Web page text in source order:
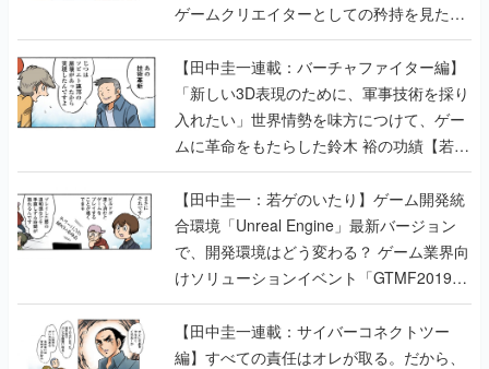
ゲームクリエイターとしての矜持を見た
【若ゲのいたり最終回】
【田中圭一連載：バーチャファイター編】
「新しい3D表現のために、軍事技術を採り
入れたい」世界情勢を味方につけて、ゲー
ムに革命をもたらした鈴木 裕の功績【若ゲ
のいたり】
【田中圭一：若ゲのいたり】ゲーム開発統
合環境「Unreal Engine」最新バージョン
で、開発環境はどう変わる？ ゲーム業界向
けソリューションイベント「GTMF2019」
に行って、より理解を深めよう【PR】
【田中圭一連載：サイバーコネクトツー
編】すべての責任はオレが取る。だから、